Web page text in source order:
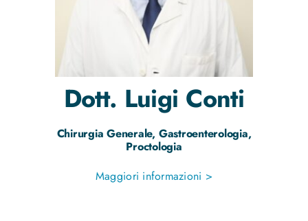
Dott. Luigi Conti
Chirurgia Generale, Gastroenterologia,
Proctologia
Maggiori informazioni >